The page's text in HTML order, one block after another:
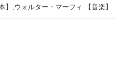
,ウォルター・マーフィ 【音楽】